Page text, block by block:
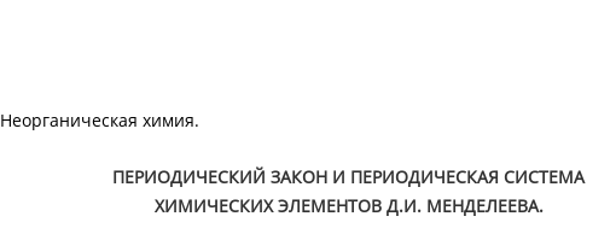
Неорганическая химия.
ПЕРИОДИЧЕСКИЙ ЗАКОН И ПЕРИОДИЧЕСКАЯ СИСТЕМА
ХИМИЧЕСКИХ ЭЛЕМЕНТОВ Д.И. МЕНДЕЛЕЕВА.